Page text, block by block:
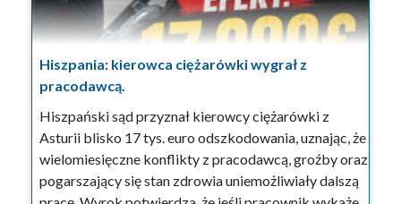
Hiszpania: kierowca ciężarówki wygrał z
pracodawcą.
Hiszpański sąd przyznał kierowcy ciężarówki z
Asturii blisko 17 tys. euro odszkodowania, uznając, że
wielomiesięczne konflikty z pracodawcą, groźby oraz
pogarszający się stan zdrowia uniemożliwiały dalszą